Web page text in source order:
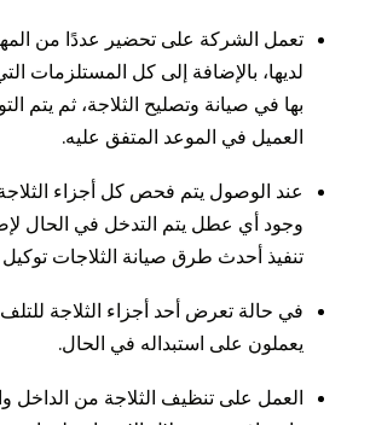
تعمل الشركة على تحضير عددًا من
لديها، بالإضافة إلى كل المستلزمات
بها في صيانة وتصليح الثلاجة، ثم يتم
العميل في الموعد المتفق عليه.
عند الوصول يتم فحص كل أجزاء
وجود أي عطل يتم التدخل في الحال
تنفيذ أحدث طرق صيانة الثلاجات
في حالة تعرض أحد أجزاء الثلاجة
يعملون على استبداله في الحال.
العمل على تنظيف الثلاجة من الداخل